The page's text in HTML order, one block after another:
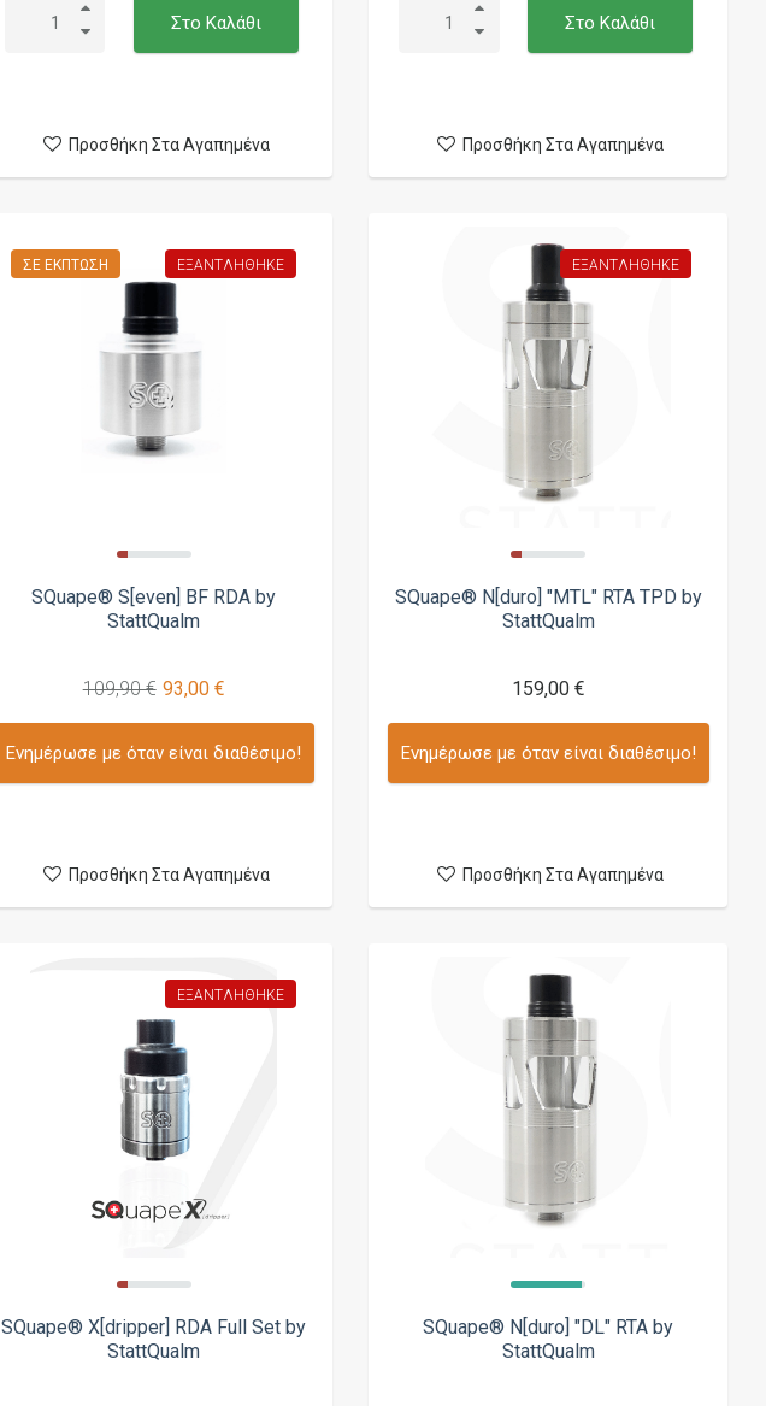
Στο Καλάθι
Προσθήκη Στα Αγαπημένα
Στο Καλάθι
Προσθήκη Στα Αγαπημένα
ΕΞΑΝΤΛΉΘΗΚΕ
ΣΕ ΈΚΠΤΩΣΗ
SQuape® S[even] BF RDA by
StattQualm
109,90 € 93,00 €
Ενημέρωσε με όταν είναι διαθέσιμο!
Προσθήκη Στα Αγαπημένα
ΕΞΑΝΤΛΉΘΗΚΕ
SQuape® N[duro] "MTL" RTA TPD by
StattQualm
159,00 €
Ενημέρωσε με όταν είναι διαθέσιμο!
Προσθήκη Στα Αγαπημένα
ΕΞΑΝΤΛΉΘΗΚΕ
SQuape® X[dripper] RDA Full Set by
StattQualm
SQuape® N[duro] "DL" RTA by
StattQualm